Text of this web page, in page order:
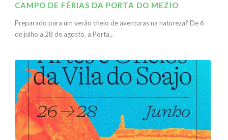
CAMPO DE FÉRIAS DA PORTA DO MEZIO
Preparado para um verão cheio de aventuras na natureza? De 6
de julho a 28 de agosto, a Porta...